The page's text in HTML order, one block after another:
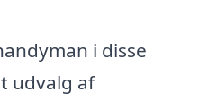
i disse
udvalg af